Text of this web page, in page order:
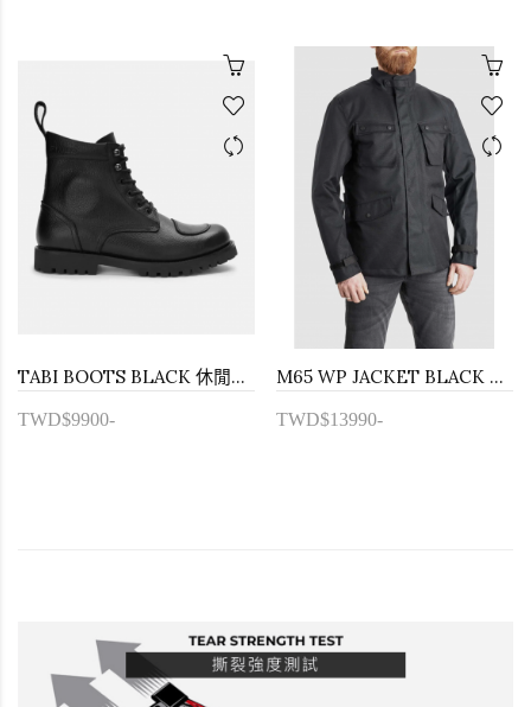
TABI BOOTS BLACK 休閒防水防摔車靴
TWD$9900-
M65 WP JACKET BLACK 防水保暖防摔外套
TWD$13990-